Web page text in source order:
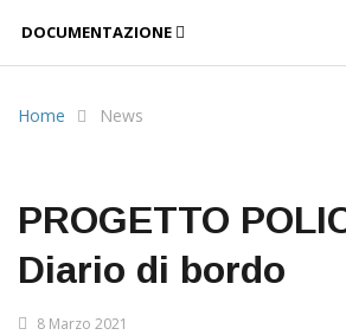
DOCUMENTAZIONE
Home News
PROGETTO
Diario di bordo
8 Marzo 2021